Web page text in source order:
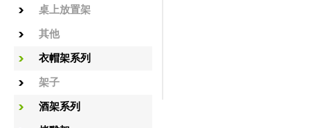
桌上放置架
其他
衣帽架系列
架子
酒架系列